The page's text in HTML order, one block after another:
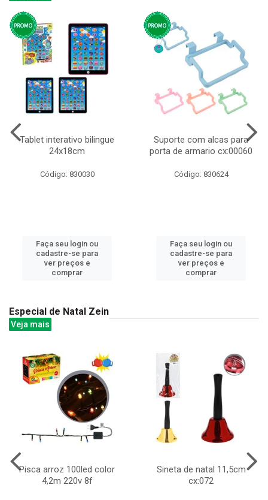
Tablet interativo bilingue
24x18cm
Código: 830030
Faça seu login ou
cadastre-se para
ver preços e
comprar
Suporte com alcas para
porta de armario cx:00060
Código: 830624
Faça seu login ou
cadastre-se para
ver preços e
comprar
Especial de Natal Zein
Veja mais
Pisca arroz 100led color
4,2m 220v 8f
Sineta de natal 11,5cm
cx:072